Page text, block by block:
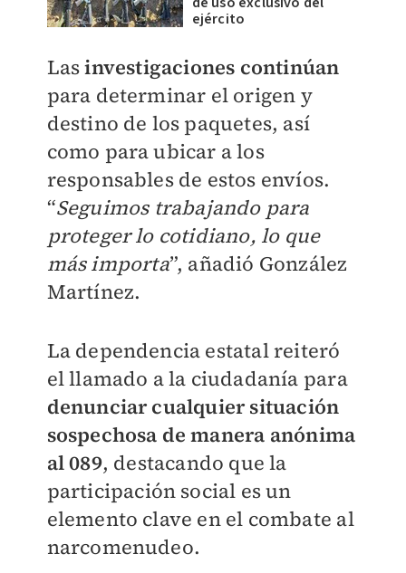
ejército
Lasinvestigaciones continúan
para determinar el origen y
destino de los paquetes, así
como para ubicar a los
responsables de estos envíos.
“Seguimos trabajando para
proteger lo cotidiano, lo que
más importa”, añadió González
Martínez.
La dependencia estatal reiteró
el llamado a la ciudadanía para
denunciar cualquier situación
sospechosa de manera anónima
al 089, destacando que la
participación social es un
elemento clave en el combate al
narcomenudeo.